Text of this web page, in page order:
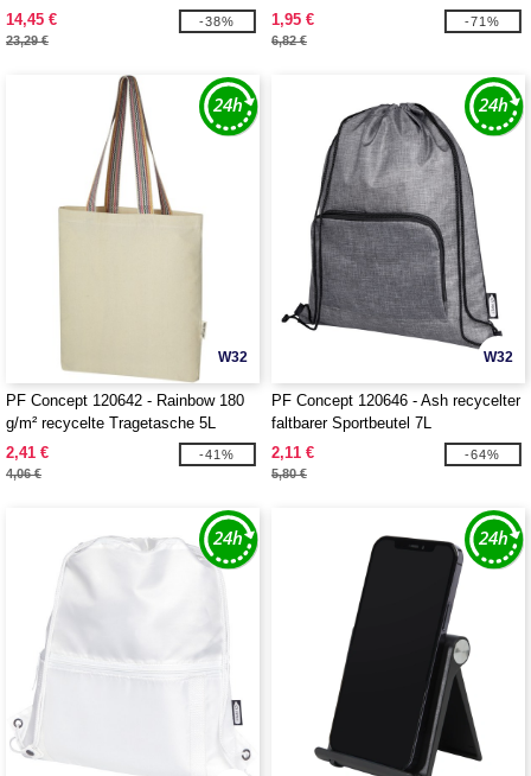
3.0
14,45 €
23,29 €
-38%
1,95 €
6,82 €
-71%
W32
PF Concept 120642 - Rainbow 180
g/m² recycelte Tragetasche 5L
2,41 €
4,06 €
-41%
W32
PF Concept 120646 - Ash recycelter
faltbarer Sportbeutel 7L
2,11 €
5,80 €
-64%